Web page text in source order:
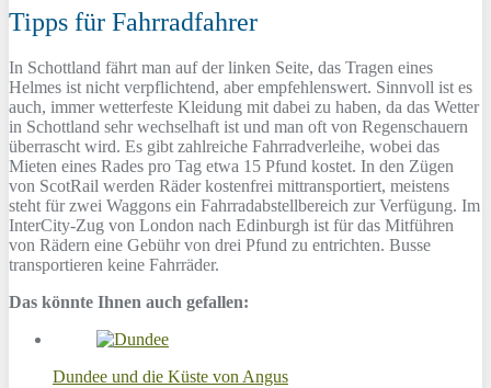
Tipps für Fahrradfahrer
In Schottland fährt man auf der linken Seite, das Tragen eines
Helmes ist nicht verpflichtend, aber empfehlenswert. Sinnvoll ist es
auch, immer wetterfeste Kleidung mit dabei zu haben, da das Wetter
in Schottland sehr wechselhaft ist und man oft von Regenschauern
überrascht wird. Es gibt zahlreiche Fahrradverleihe, wobei das
Mieten eines Rades pro Tag etwa 15 Pfund kostet. In den Zügen
von ScotRail werden Räder kostenfrei mittransportiert, meistens
steht für zwei Waggons ein Fahrradabstellbereich zur Verfügung. Im
InterCity-Zug von London nach Edinburgh ist für das Mitführen
von Rädern eine Gebühr von drei Pfund zu entrichten. Busse
transportieren keine Fahrräder.
Das könnte Ihnen auch gefallen:
Dundee und die Küste von Angus